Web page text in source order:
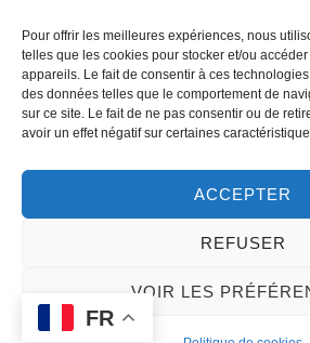
Pour offrir les meilleures expériences, nous
telles que les cookies pour stocker et/ou
appareils. Le fait de consentir à ces
des données telles que le comportement de
sur ce site. Le fait de ne pas consentir ou de
avoir un effet négatif sur certaines
ACCEPTER
REFUSER
VOIR LES
Dimanche, messe à10h30et18h
FR